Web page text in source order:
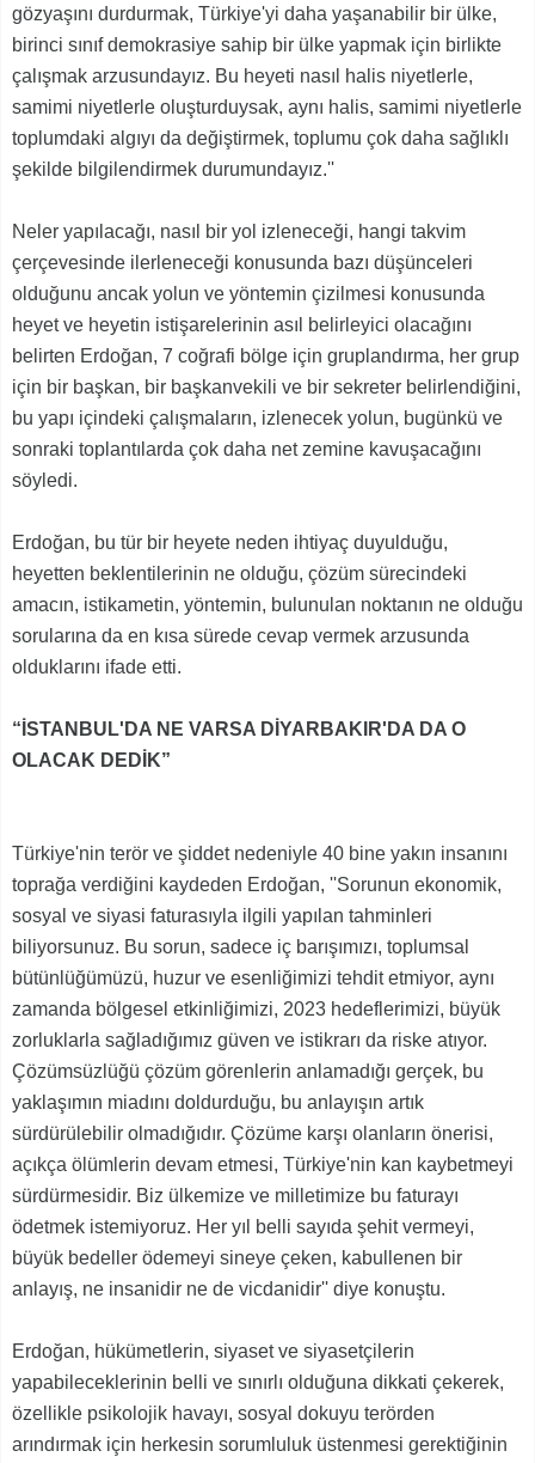
gözyaşını durdurmak, Türkiye'yi daha yaşanabilir bir ülke,
birinci sınıf demokrasiye sahip bir ülke yapmak için birlikte
çalışmak arzusundayız. Bu heyeti nasıl halis niyetlerle,
samimi niyetlerle oluşturduysak, aynı halis, samimi niyetlerle
toplumdaki algıyı da değiştirmek, toplumu çok daha sağlıklı
şekilde bilgilendirmek durumundayız.''
Neler yapılacağı, nasıl bir yol izleneceği, hangi takvim
çerçevesinde ilerleneceği konusunda bazı düşünceleri
olduğunu ancak yolun ve yöntemin çizilmesi konusunda
heyet ve heyetin istişarelerinin asıl belirleyici olacağını
belirten Erdoğan, 7 coğrafi bölge için gruplandırma, her grup
için bir başkan, bir başkanvekili ve bir sekreter belirlendiğini,
bu yapı içindeki çalışmaların, izlenecek yolun, bugünkü ve
sonraki toplantılarda çok daha net zemine kavuşacağını
söyledi.
Erdoğan, bu tür bir heyete neden ihtiyaç duyulduğu,
heyetten beklentilerinin ne olduğu, çözüm sürecindeki
amacın, istikametin, yöntemin, bulunulan noktanın ne olduğu
sorularına da en kısa sürede cevap vermek arzusunda
olduklarını ifade etti.
“İSTANBUL'DA NE VARSA DİYARBAKIR'DA DA O
OLACAK DEDİK”
Türkiye'nin terör ve şiddet nedeniyle 40 bine yakın insanını
toprağa verdiğini kaydeden Erdoğan, ''Sorunun ekonomik,
sosyal ve siyasi faturasıyla ilgili yapılan tahminleri
biliyorsunuz. Bu sorun, sadece iç barışımızı, toplumsal
bütünlüğümüzü, huzur ve esenliğimizi tehdit etmiyor, aynı
zamanda bölgesel etkinliğimizi, 2023 hedeflerimizi, büyük
zorluklarla sağladığımız güven ve istikrarı da riske atıyor.
Çözümsüzlüğü çözüm görenlerin anlamadığı gerçek, bu
yaklaşımın miadını doldurduğu, bu anlayışın artık
sürdürülebilir olmadığıdır. Çözüme karşı olanların önerisi,
açıkça ölümlerin devam etmesi, Türkiye'nin kan kaybetmeyi
sürdürmesidir. Biz ülkemize ve milletimize bu faturayı
ödetmek istemiyoruz. Her yıl belli sayıda şehit vermeyi,
büyük bedeller ödemeyi sineye çeken, kabullenen bir
anlayış, ne insanidir ne de vicdanidir'' diye konuştu.
Erdoğan, hükümetlerin, siyaset ve siyasetçilerin
yapabileceklerinin belli ve sınırlı olduğuna dikkati çekerek,
özellikle psikolojik havayı, sosyal dokuyu terörden
arındırmak için herkesin sorumluluk üstenmesi gerektiğinin